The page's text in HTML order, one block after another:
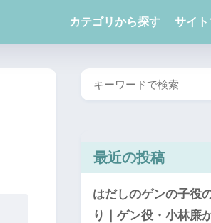
カテゴリから探す サイ
最近の投稿
はだしのゲンの子役
り｜ゲン役・小林廉